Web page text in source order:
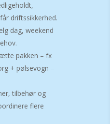
driftssikkerhed.
dag, weekend
pakken – fx
+ pølsevogn –
tilbehør og
flere